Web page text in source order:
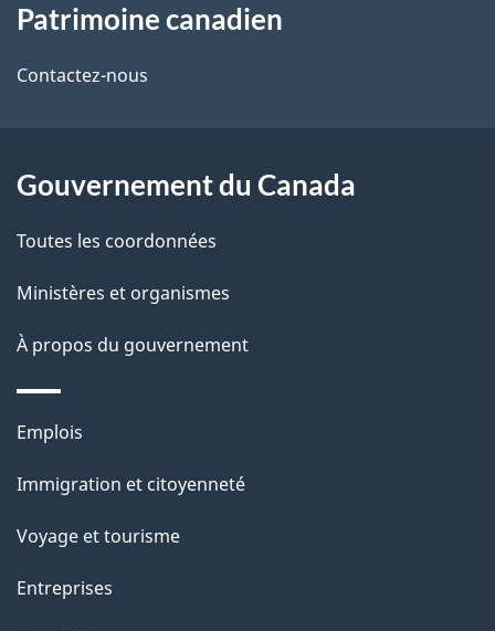
i
l
d
e
p
a
propos
de
site
Patrimoine canadien
Contactez-nous
Gouvernement du Canada
Toutes les coordonnées
Ministères et organismes
À propos du gouvernement
Thèmes
sujets
Emplois
Immigration et citoyenneté
Voyage et tourisme
Entreprises